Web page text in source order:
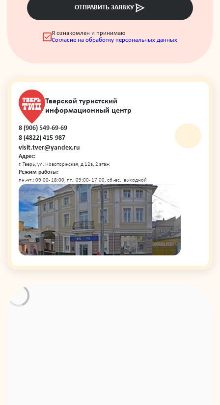
ОТПРАВИТЬ ЗАЯВКУ
Я ознакомлен и принимаю
Согласие на обработку персональных данных
Тверской туристский
информационный центр
8 (906) 549-69-69
8 (4822) 415-987
visit.tver@yandex.ru
Адрес:
г. Тверь, ул. Новоторжская, д 12а, 2 этаж
Режим работы:
пн.-чт.: 09:00 - 18:00, пт.: 09:00 - 17:00, сб.-вс.: выходной